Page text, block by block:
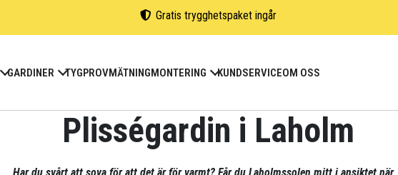
Gratis trygghetspaket ingår
GARDINER TYGPROVMÄTNINGMONTERING KUNDSERVICEOM OSS
Plisségardin i Laholm